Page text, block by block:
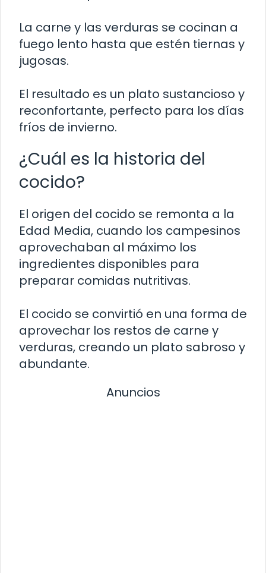
La carne y las verduras se cocinan a
fuego lento hasta que estén tiernas y
jugosas.
El resultado es un plato sustancioso y
reconfortante, perfecto para los días
fríos de invierno.
¿Cuál es la historia del
cocido?
El origen del cocido se remonta a la
Edad Media, cuando los campesinos
aprovechaban al máximo los
ingredientes disponibles para
preparar comidas nutritivas.
El cocido se convirtió en una forma de
aprovechar los restos de carne y
verduras, creando un plato sabroso y
abundante.
Anuncios